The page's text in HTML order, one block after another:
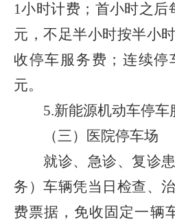
1小时计费；首小时之后
元，不足半小时按半小
收停车服务费；连续停
元。
5.新能源机动车停车
（三）医院停车场
就诊、急诊、复诊
务）车辆凭当日检查、
费票据，免收固定一辆